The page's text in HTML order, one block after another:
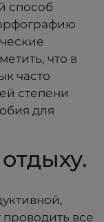
способ
что в
часто
степени
для
все